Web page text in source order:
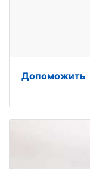
Допоможить